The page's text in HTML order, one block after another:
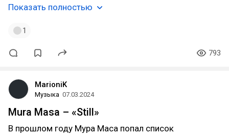
Показать полностью
1
793
MarioniK
Музыка 07.03.2024
Mura Masa – «Still»
В прошлом году Мура Маса попал список